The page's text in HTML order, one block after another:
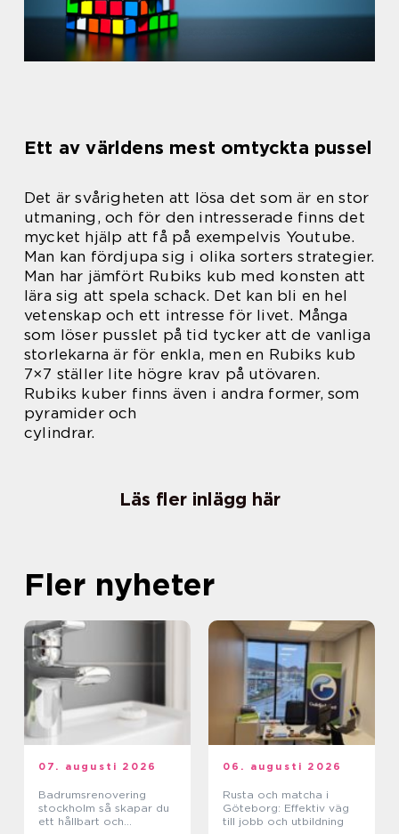
Ett av världens mest omtyckta pussel
Det är svårigheten att lösa det som är en stor
utmaning, och för den intresserade finns det
mycket hjälp att få på exempelvis Youtube.
Man kan fördjupa sig i olika sorters strategier.
Man har jämfört Rubiks kub med konsten att
lära sig att spela schack. Det kan bli en hel
vetenskap och ett intresse för livet. Många
som löser pusslet på tid tycker att de vanliga
storlekarna är för enkla, men en Rubiks kub
7×7 ställer lite högre krav på utövaren.
Rubiks kuber finns även i andra former, som
pyramider och
cylindrar.
Läs fler inlägg här
Fler nyheter
07. augusti 2026
Badrumsrenovering
stockholm så skapar du
ett hållbart och
06. augusti 2026
Rusta och matcha i
Göteborg: Effektiv väg
till jobb och utbildning